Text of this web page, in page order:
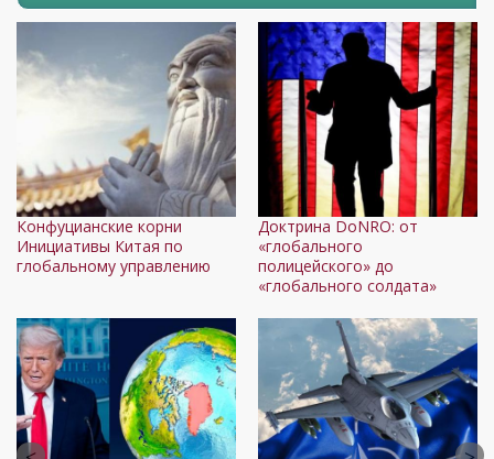
Конфуцианские корни
Инициативы Китая по
глобальному управлению
Доктрина DoNRO: от
«глобального
полицейского» до
«глобального солдата»